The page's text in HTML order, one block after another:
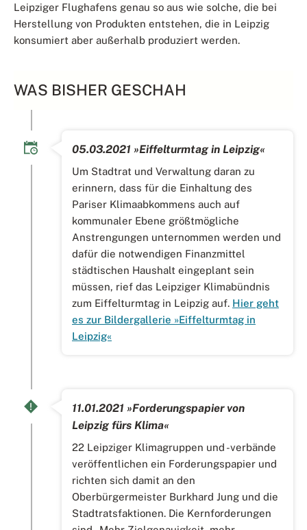
Leipziger Flughafens genau so aus wie solche, die bei
Herstellung von Produkten entstehen, die in Leipzig
konsumiert aber außerhalb produziert werden.
WAS BISHER GESCHAH
05.03.2021 »Eiffelturmtag in Leipzig«
Um Stadtrat und Verwaltung daran zu
erinnern, dass für die Einhaltung des
Pariser Klimaabkommens auch auf
kommunaler Ebene größtmögliche
Anstrengungen unternommen werden und
dafür die notwendigen Finanzmittel
städtischen Haushalt eingeplant sein
müssen, rief das Leipziger Klimabündnis
zum Eiffelturmtag in Leipzig auf. Hier geht
es zur Bildergallerie »Eiffelturmtag in
Leipzig«
11.01.2021 »Forderungspapier von
Leipzig fürs Klima«
22 Leipziger Klimagruppen und -verbände
veröffentlichen ein Forderungspapier und
richten sich damit an den
Oberbürgermeister Burkhard Jung und die
Stadtratsfaktionen. Die Kernforderungen